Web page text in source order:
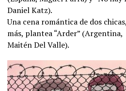
Daniel Katz).
Una cena romántica de dos
más, plantea “Arder” (Argentina,
Maitén Del Valle).